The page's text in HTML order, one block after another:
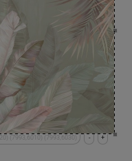
+
-
(7993,6010) (7993,6030)